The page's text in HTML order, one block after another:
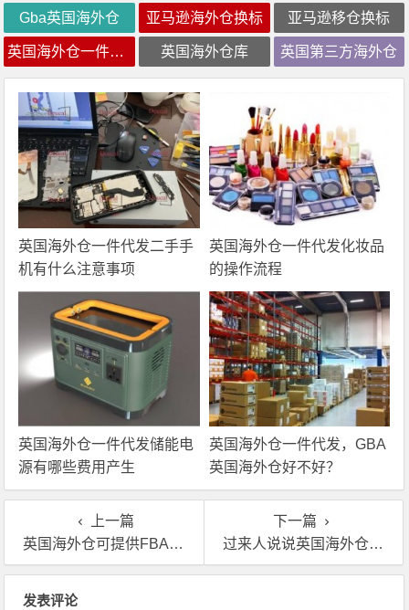
Gba英国海外仓 亚马逊海外仓换标 亚马逊移仓换标
英国海外仓一件代发 英国海外仓库 英国第三方海外仓
英国海外仓一件代发二手手
机有什么注意事项
英国海外仓一件代发化妆品
的操作流程
英国海外仓一件代发储能电
源有哪些费用产生
英国海外仓一件代发，GBA
英国海外仓好不好？
上一篇
英国海外仓可提供FBA换标、代发储能电源、FBA中转
下一篇
过来人说说英国海外仓怎么收费，费用多少？
发表评论